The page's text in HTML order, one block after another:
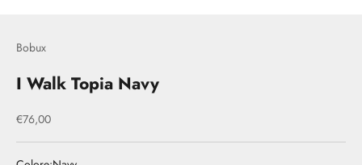
Bobux
I Walk Topia Navy
Prezzo scontato
€76,00